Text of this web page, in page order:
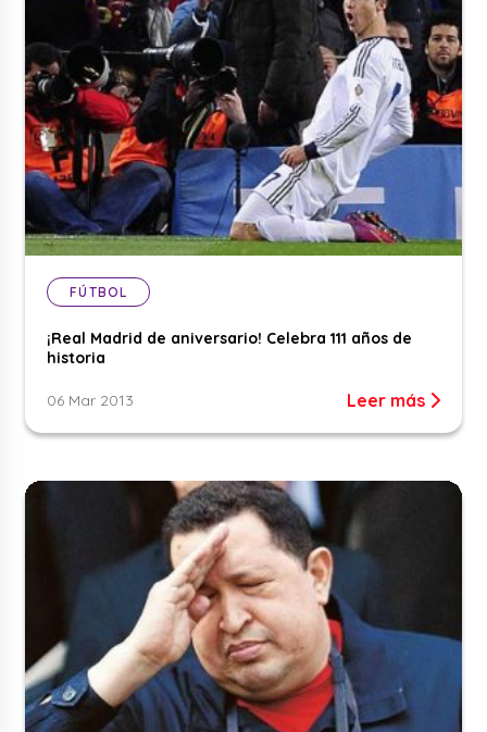
FÚTBOL
¡Real Madrid de aniversario! Celebra 111 años de
historia
06 Mar 2013 Leer más